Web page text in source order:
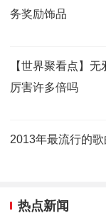
务奖励饰品
【世界聚看点】
厉害许多倍吗
2013年最流行的
热点新闻